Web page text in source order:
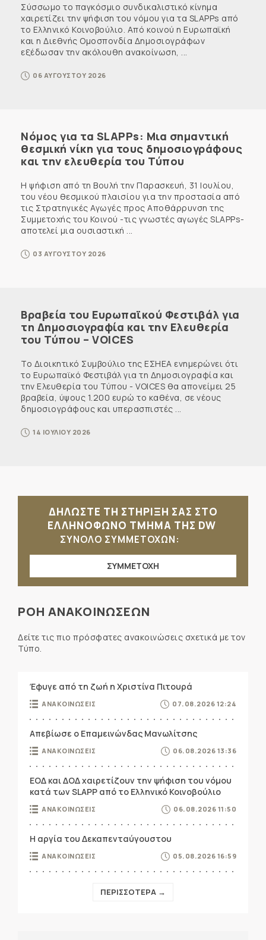
Σύσσωμο το παγκόσμιο συνδικαλιστικό κίνημα
χαιρετίζει την ψήφιση του νόμου για τα SLAPPs από
το Ελληνικό Κοινοβούλιο. Από κοινού η Ευρωπαϊκή
και η Διεθνής Ομοσπονδία Δημοσιογράφων
εξέδωσαν την ακόλουθη ανακοίνωση, ...
06 ΑΥΓΟΥΣΤΟΥ 2026
Νόμος για τα SLAPPs: Μια σημαντική
θεσμική νίκη για τους δημοσιογράφους
και την ελευθερία του Τύπου
Η ψήφιση από τη Βουλή την Παρασκευή, 31 Ιουλίου,
του νέου θεσμικού πλαισίου για την προστασία από
τις Στρατηγικές Αγωγές προς Αποθάρρυνση της
Συμμετοχής του Κοινού -τις γνωστές αγωγές SLAPPs-
αποτελεί μια ουσιαστική ...
03 ΑΥΓΟΥΣΤΟΥ 2026
Βραβεία του Ευρωπαϊκού Φεστιβάλ για
τη Δημοσιογραφία και την Ελευθερία
του Τύπου – VOICES
Το Διοικητικό Συμβούλιο της ΕΣΗΕΑ ενημερώνει ότι
το Ευρωπαϊκό Φεστιβάλ για τη Δημοσιογραφία και
την Ελευθερία του Τύπου - VOICES θα απονείμει 25
βραβεία, ύψους 1.200 ευρώ το καθένα, σε νέους
δημοσιογράφους και υπερασπιστές ...
14 ΙΟΥΛΙΟΥ 2026
ΔΗΛΩΣΤΕ ΤΗ ΣΤΗΡΙΞΗ ΣΑΣ ΣΤΟ
ΕΛΛΗΝΟΦΩΝΟ ΤΜΗΜΑ ΤΗΣ DW
ΣΥΝΟΛΟ ΣΥΜΜΕΤΟΧΩΝ:
ΣΥΜΜΕΤΟΧΗ
ΡΟΗ ΑΝΑΚΟΙΝΩΣΕΩΝ
Δείτε τις πιο πρόσφατες ανακοινώσεις σχετικά με τον
Τύπο.
Έφυγε από τη ζωή η Χριστίνα Πιτουρά
ΑΝΑΚΟΙΝΩΣΕΙΣ 07.08.2026 12:24
Απεβίωσε ο Επαμεινώνδας Μανωλίτσης
ΑΝΑΚΟΙΝΩΣΕΙΣ 06.08.2026 13:36
ΕΟΔ και ΔΟΔ χαιρετίζουν την ψήφιση του νόμου
κατά των SLAPP από το Ελληνικό Κοινοβούλιο
ΑΝΑΚΟΙΝΩΣΕΙΣ 06.08.2026 11:50
Η αργία του Δεκαπενταύγουστου
ΑΝΑΚΟΙΝΩΣΕΙΣ 05.08.2026 16:59
ΠΕΡΙΣΣΟΤΕΡΑ →